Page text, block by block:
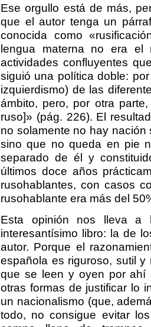
Ese orgullo está de más,
que el autor tenga un
conocida como
lengua materna no era el
actividades confluyentes
siguió una política doble:
izquierdismo) de las
ámbito, pero, por otra
ruso]» (pág. 226). El
no solamente no hay
sino que no queda en pie
separado de él y
últimos doce años
rusohablantes, con casos
rusohablante era más del
Esta opinión nos lleva
interesantísimo libro: la de
autor. Porque el
española es riguroso, sutil
que se leen y oyen por ahí
otras formas de justificar lo
un nacionalismo (que,
todo, no consigue evitar